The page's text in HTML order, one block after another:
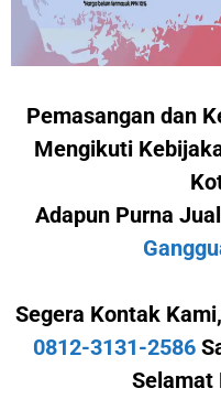
Pemasangan dan
Mengikuti
Adapun Purna
Segera Kontak Kami,
0812-3131-2586
Selamat